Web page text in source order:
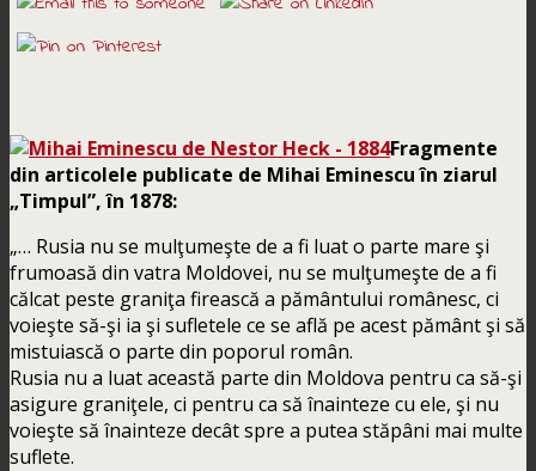
Fragmente
din articolele publicate de Mihai Eminescu în ziarul
„Timpul”, în 1878:
„… Rusia nu se mulţumeşte de a fi luat o parte mare şi
frumoasă din vatra Moldovei, nu se mulţumeşte de a fi
călcat peste graniţa firească a pământului românesc, ci
voieşte să-şi ia şi sufletele ce se află pe acest pământ şi să
mistuiască o parte din poporul român.
Rusia nu a luat această parte din Moldova pentru ca să-şi
asigure graniţele, ci pentru ca să înainteze cu ele, şi nu
voieşte să înainteze decât spre a putea stăpâni mai multe
suflete.